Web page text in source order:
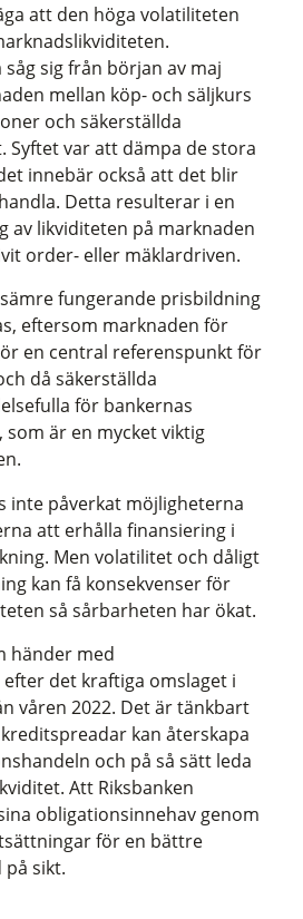
att den höga volatiliteten
sig från början av maj
mellan köp- och säljkurs
och säkerställda
Syftet var att dämpa de stora
innebär också att det blir
Detta resulterar i en
av likviditeten på marknaden
order- eller mäklardriven.
fungerande prisbildning
eftersom marknaden för
en central referenspunkt för
då säkerställda
för bankernas
är en mycket viktig
inte påverkat möjligheterna
att erhålla finansiering i
Men volatilitet och dåligt
kan få konsekvenser för
så sårbarheten har ökat.
händer med
det kraftiga omslaget i
våren 2022. Det är tänkbart
kan återskapa
och på så sätt leda
Att Riksbanken
obligationsinnehav genom
för en bättre
sikt.